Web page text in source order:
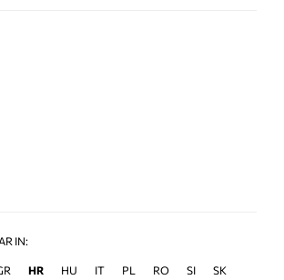
IN:
HR HU IT PL RO SI SK